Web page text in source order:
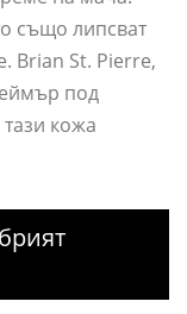
също липсват
Brian St. Pierre,
под
кожа